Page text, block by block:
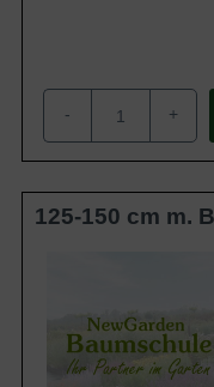
- +
125-150 cm m.